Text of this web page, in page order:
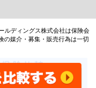
ルディングス株式会社は保険会
の媒介・募集・販売行為は一切